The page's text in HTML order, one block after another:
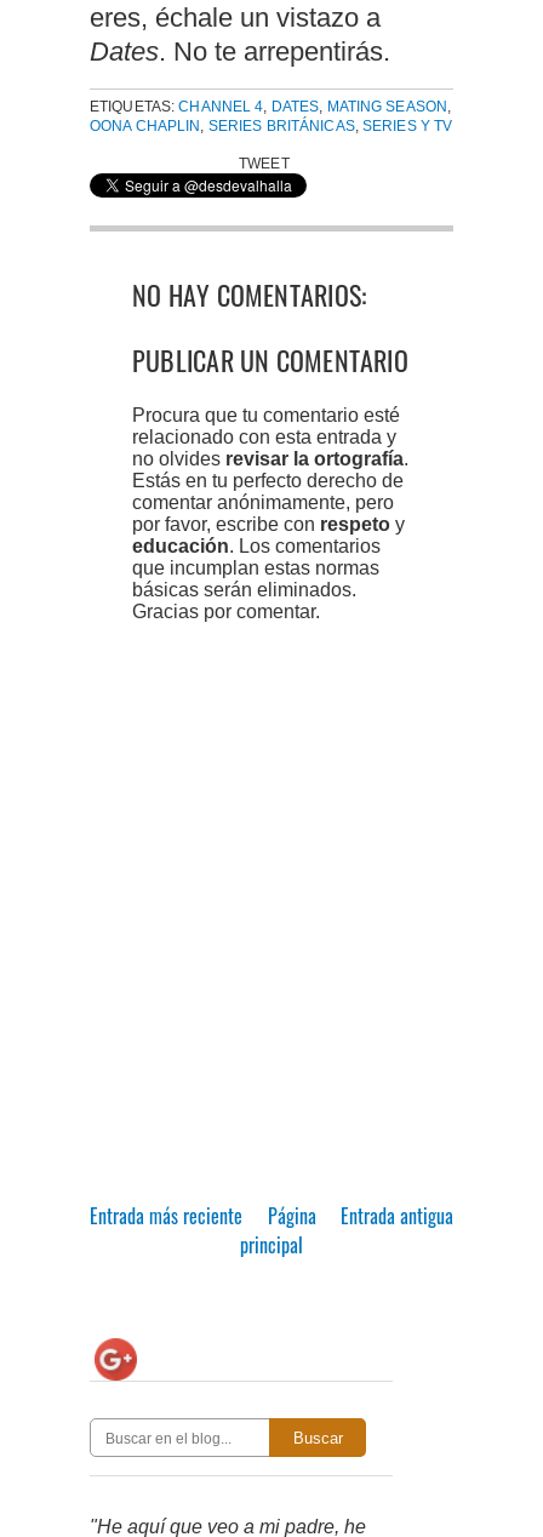
eres, échale un vistazo a
Dates. No te arrepentirás.
ETIQUETAS:CHANNEL 4, DATES, MATING SEASON ,
OONA CHAPLIN , SERIES BRITÁNICAS, SERIES Y TV
TWEET
NO HAY COMENTARIOS:
PUBLICAR UN COMENTARIO
Procura que tu comentario esté
relacionado con esta entrada y
no olvides revisar la ortografía.
Estás en tu perfecto derecho de
comentar anónimamente, pero
por favor, escribe con respeto y
educación. Los comentarios
que incumplan estas normas
básicas serán eliminados.
Gracias por comentar.
Entrada más reciente Entrada antigua
Página
principal
Buscar
"He aquí que veo a mi padre, he